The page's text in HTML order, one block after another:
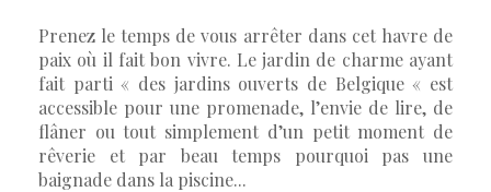
Prenez le temps de vous arrêter dans cet havre de
paix où il fait bon vivre. Le jardin de charme ayant
fait parti « des jardins ouverts de Belgique « est
accessible pour une promenade, l’envie de lire, de
flâner ou tout simplement d’un petit moment de
rêverie et par beau temps pourquoi pas une
baignade dans la piscine...